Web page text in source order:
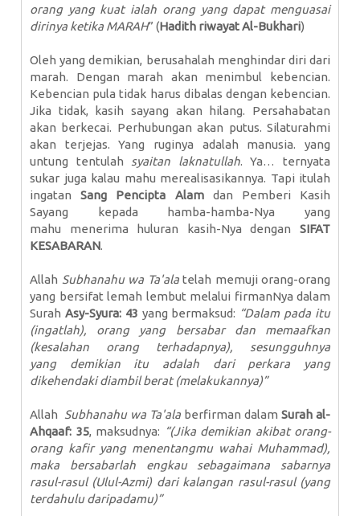
orang yang kuat ialah orang yang dapat menguasai
dirinya ketika MARAH” (Hadith riwayat Al-Bukhari)
Oleh yang demikian, berusahalah menghindar diri dari
marah. Dengan marah akan menimbul kebencian.
Kebencian pula tidak harus dibalas dengan kebencian.
Jika tidak, kasih sayang akan hilang. Persahabatan
akan berkecai. Perhubungan akan putus. Silaturahmi
akan terjejas. Yang ruginya adalah manusia. yang
untung tentulah syaitan laknatullah. Ya… ternyata
sukar juga kalau mahu merealisasikannya. Tapi itulah
ingatanSang Pencipta Alamdan Pemberi Kasih
Sayang kepada hamba-hamba-Nya yang
mahu menerima huluran kasih-Nya dengan SIFAT
KESABARAN.
Allah Subhanahu wa Ta'alatelah memuji orang-orang
yang bersifat lemah lembut melalui firmanNya dalam
Surah Asy-Syura: 43 yang bermaksud: “Dalam pada itu
(ingatlah), orang yang bersabar dan memaafkan
(kesalahan orang terhadapnya), sesungguhnya
yang demikian itu adalah dari perkara yang
dikehendaki diambil berat (melakukannya)”
Allah Subhanahu wa Ta'ala berfirman dalam Surah al-
Ahqaaf: 35, maksudnya: “(Jika demikian akibat orang-
orang kafir yang menentangmu wahai Muhammad),
maka bersabarlah engkau sebagaimana sabarnya
rasul-rasul (Ulul-Azmi) dari kalangan rasul-rasul (yang
terdahulu daripadamu)”